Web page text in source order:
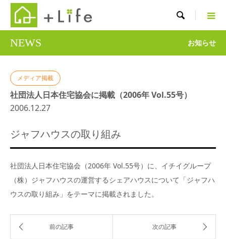

NEWS お知らせ
メディア掲載
社団法人日本住宅協会に掲載（2006年 Vol.55号）
2006.12.27
ジャフハウスの取り組み
社団法人日本住宅協会（2006年 Vol.55号）に、イチイグループ
（株）ジャフハウスの運営するシェアハウスについて「ジャフハ
ウスの取り組み」をテーマに掲載されました。